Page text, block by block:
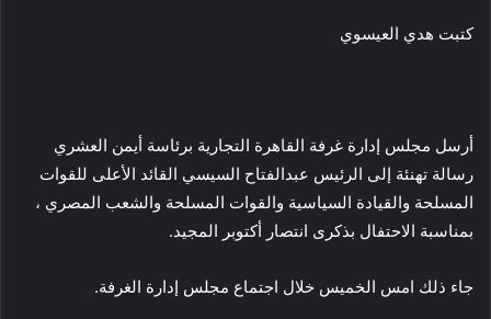
كتبت هدي العيسوي
أرسل مجلس إدارة غرفة القاهرة التجارية برئاسة أيمن العشري
رسالة تهنئة إلى الرئيس عبدالفتاح السيسي القائد الأعلى للقوات
المسلحة والقيادة السياسية والقوات المسلحة والشعب المصري ،
بمناسبة الاحتفال بذكرى انتصار أكتوبر المجيد.
جاء ذلك امس الخميس خلال اجتماع مجلس إدارة الغرفة.